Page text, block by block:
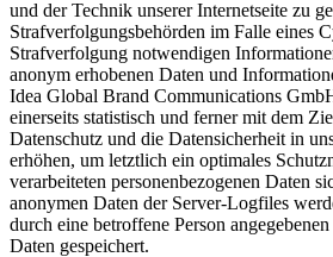
und der Technik unserer Internetseite zu
Strafverfolgungsbehörden im Falle eines
Strafverfolgung notwendigen
anonym erhobenen Daten und
Idea Global Brand Communications
einerseits statistisch und ferner mit dem
Datenschutz und die Datensicherheit in
erhöhen, um letztlich ein optimales
verarbeiteten personenbezogenen Daten
anonymen Daten der Server-Logfiles
durch eine betroffene Person
Daten gespeichert.